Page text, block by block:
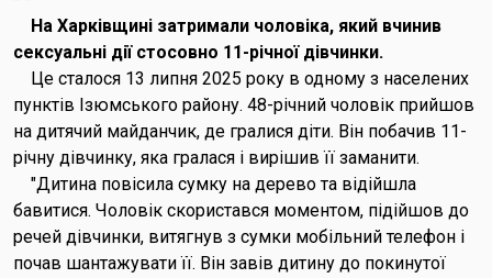
На Харківщині затримали чоловіка, який вчинив
сексуальні дії стосовно 11-річної дівчинки.
Це сталося 13 липня 2025 року в одному з населених
пунктів Ізюмського району. 48-річний чоловік прийшов
на дитячий майданчик, де гралися діти. Він побачив 11-
річну дівчинку, яка гралася і вирішив її заманити.
"Дитина повісила сумку на дерево та відійшла
бавитися. Чоловік скористався моментом, підійшов до
речей дівчинки, витягнув з сумки мобільний телефон і
почав шантажувати її. Він завів дитину до покинутої